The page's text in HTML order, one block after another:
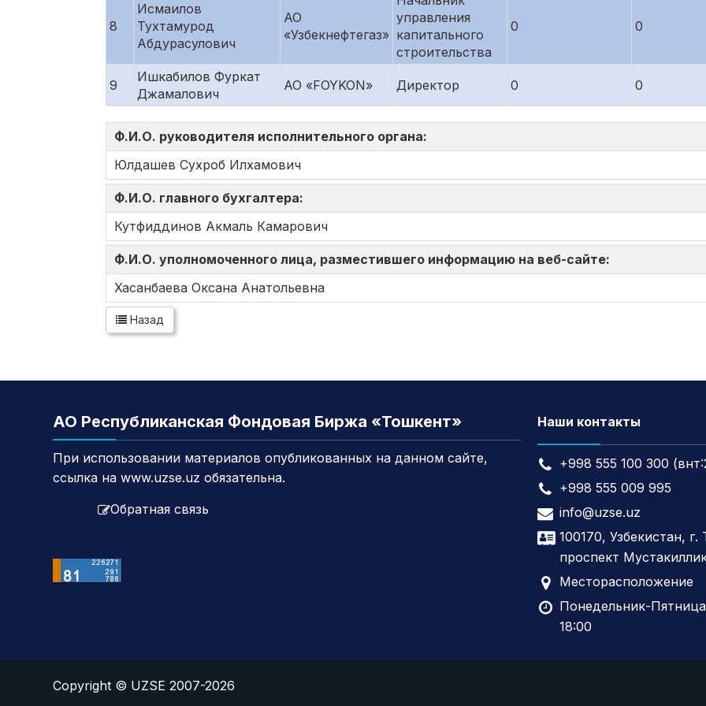
8
Исмаилов
Тухтамурод
Абдурасулович
АО
«Узбекнефтегаз»
управления
капитального
строительства
0 0
9
Ишкабилов Фуркат
Джамалович
АО «FOYKON» Директор 0 0
Ф.И.О. руководителя исполнительного органа:
Юлдашев Сухроб Илхамович
Ф.И.О. главного бухгалтера:
Кутфиддинов Акмаль Камарович
Ф.И.О. уполномоченного лица, разместившего информацию на веб-сайте:
Хасанбаева Оксана Анатольевна
Назад
АО Республиканская Фондовая Биржа «Тошкент»
При использовании материалов опубликованных на данном сайте,
ссылка на www.uzse.uz обязательна.
Обратная связь
Наши контакты
+998 555 100 300
+998 555 009 995
info@uzse.uz
100170, Узбекистан,
проспект
Месторасположение
Понедельник-
18:00
Copyright © UZSE 2007-2026